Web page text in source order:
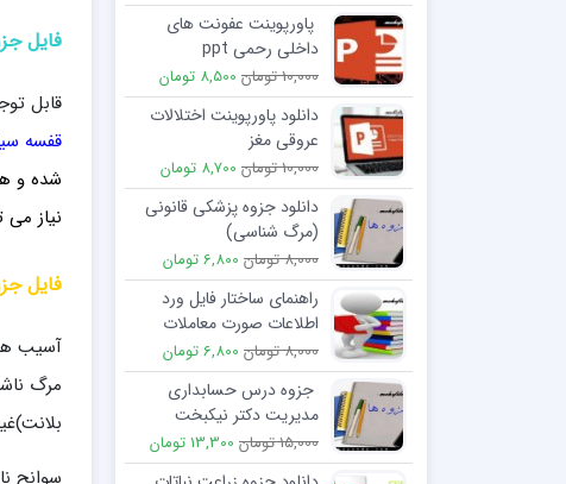
فایل
قابل
قفسه
شده و
نیاز
فایل
آسیب
مرگ
پاورپوینت عفونت های
داخلی رحمی ppt
10,000 تومان 8,500 تومان
دانلود پاورپوینت اختلالات
عروقی مغز
10,000 تومان 8,700 تومان
دانلود جزوه پزشکی قانونی
(مرگ شناسی)
8,000 تومان 6,800 تومان
راهنمای ساختار فایل ورد
اطلاعات صورت معاملات
فصلی نسخه آفلاین (غیر بر
خط)
8,000 تومان 6,800 تومان
جزوه درس حسابداری
مدیریت دکتر نیکبخت
15,000 تومان 13,300 تومان